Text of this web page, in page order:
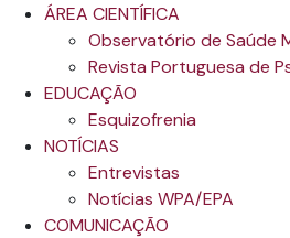
ÁREA CIENTÍFICA
Observatório de Saúde
Revista Portuguesa de
EDUCAÇÃO
Esquizofrenia
NOTÍCIAS
Entrevistas
Notícias WPA/EPA
COMUNICAÇÃO